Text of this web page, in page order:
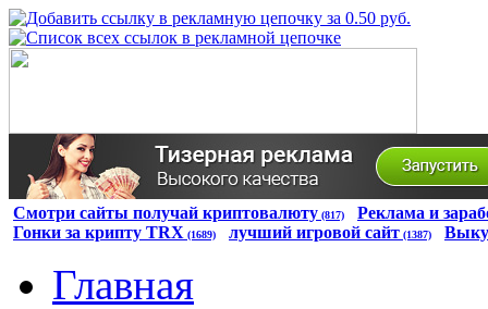
Смотри сайты получай криптовалюту (817)
Реклама и
Гонки за крипту TRX (1689) лучший игровой сайт (1387)
Главная